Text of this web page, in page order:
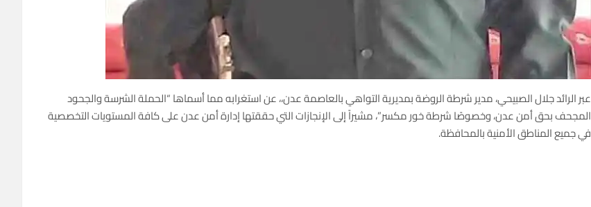
عبر الرائد جلال الصبيحي، مدير شرطة الروضة بمديرية التواهي بالعاصمة عدن،، عن استغرابه مما أسماها “الحملة الشرسة والجحود
المجحف بحق أمن عدن، وخصوصًا شرطة خور مكسر”، مشيراً إلى الإنجازات التي حققتها إدارة أمن عدن على كافة المستويات التخصصية
في جميع المناطق الأمنية بالمحافظة.